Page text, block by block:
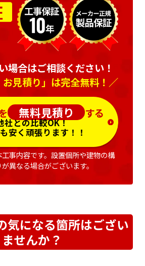
場合はご相談ください！
見積り」は完全無料！／
無料見積り する
社との比較OK！
安く頑張ります！！
事内容です。設置個所や建物の構
異なる場合がございます。
気になる箇所はござい
ませんか？